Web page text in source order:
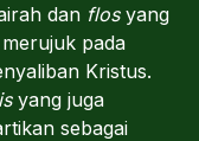
dan flosyang
pada
Kristus.
yang juga
sebagai